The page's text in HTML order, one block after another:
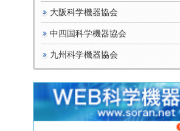
大阪科学機器協会
中四国科学機器協会
九州科学機器協会